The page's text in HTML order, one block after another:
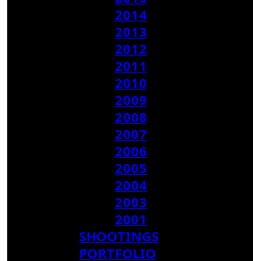
2014
2013
2012
2011
2010
2009
2008
2007
2006
2005
2004
2003
2001
SHOOTINGS
PORTFOLIO